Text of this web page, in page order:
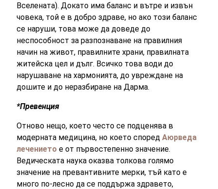
Вселената). Докато има баланс и вътре и извън
човека, той е в добро здраве, но ако този баланс
се наруши, това може да доведе до
неспособност за разпознаване на правилния
начин на живот, правилните храни, правилната
житейска цел и дълг. Всичко това води до
нарушаване на хармонията, до увреждане на
дошите и до неразбиране на Дарма.
*Превенция
Отново нещо, което често се подценява в
модерната медицина, но което споредАюрведа
лечението е от първостепенно значение.
Ведическата наука оказва толкова голямо
значение на превантивните мерки, тъй като е
много по-лесно да се поддържа здравето,